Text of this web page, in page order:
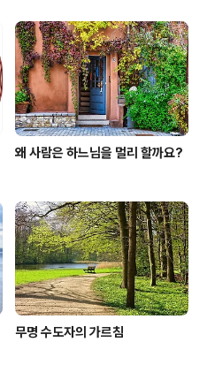
왜 사람은 하느님을 멀리 할까요?
무명 수도자의 가르침